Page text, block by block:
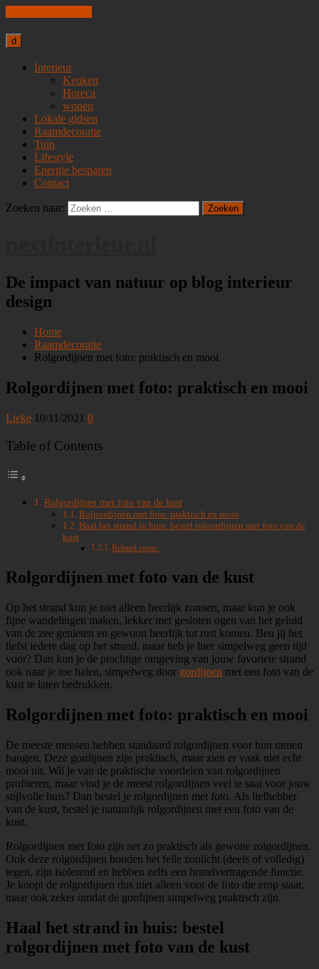
d
Interieur
Keuken
Horeca
wonen
Lokale gidsen
Raamdecoratie
Tuin
Lifestyle
Energie besparen
Contact
Zoeken naar:
De impact van natuur op blog interieur
design
Home
Raamdecoratie
Rolgordijnen met foto: praktisch en mooi
Rolgordijnen met foto: praktisch en mooi
Lieke 10/11/2021 0
Table of Contents
Rolgordijnen met foto van de kust
Rolgordijnen met foto: praktisch en mooi
Haal het strand in huis: bestel rolgordijnen met foto van de
kust
Related posts:
Rolgordijnen met foto van de kust
Op het strand kun je niet alleen heerlijk zonnen, maar kun je ook
fijne wandelingen maken, lekker met gesloten ogen van het geluid
van de zee genieten en gewoon heerlijk tot rust komen. Ben jij het
liefst iedere dag op het strand, maar heb je hier simpelweg geen tijd
voor? Dan kun je de prachtige omgeving van jouw favoriete strand
ook naar je toe halen, simpelweg door gordijnen met een foto van de
kust te laten bedrukken.
Rolgordijnen met foto: praktisch en mooi
De meeste mensen hebben standaard rolgordijnen voor hun ramen
hangen. Deze gordijnen zijn praktisch, maar zien er vaak niet echt
mooi uit. Wil je van de praktische voordelen van rolgordijnen
profiteren, maar vind je de meest rolgordijnen veel te saai voor jouw
stijlvolle huis? Dan bestel je rolgordijnen met foto. Als liefhebber
van de kust, bestel je natuurlijk rolgordijnen met een foto van de
kust.
Rolgordijnen met foto zijn net zo praktisch als gewone rolgordijnen.
Ook deze rolgordijnen houden het felle zonlicht (deels of volledig)
tegen, zijn isolerend en hebben zelfs een brandvertragende functie.
Je koopt de rolgordijnen dus niet alleen voor de foto die erop staat,
maar ook zeker omdat de gordijnen simpelweg praktisch zijn.
Haal het strand in huis: bestel
rolgordijnen met foto van de kust